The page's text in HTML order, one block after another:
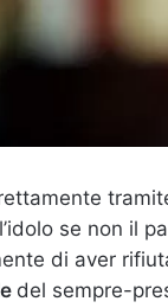
se non il
di aver
del sempre-